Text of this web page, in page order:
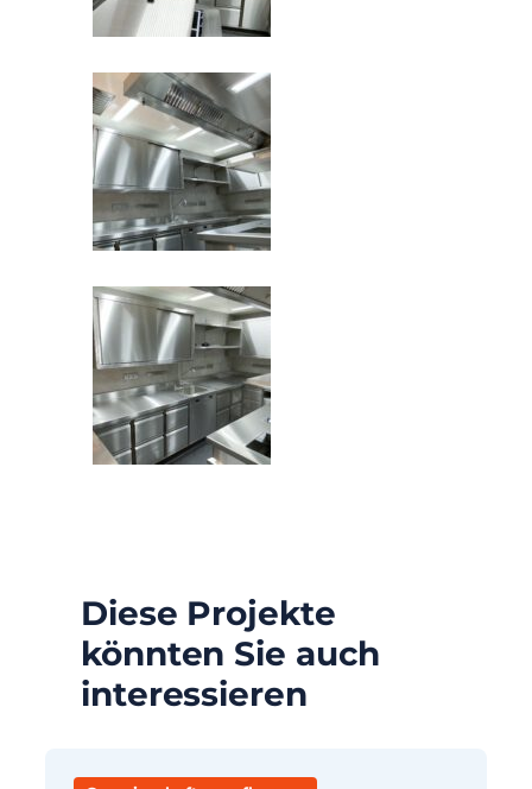
Diese Projekte
könnten Sie auch
interessieren